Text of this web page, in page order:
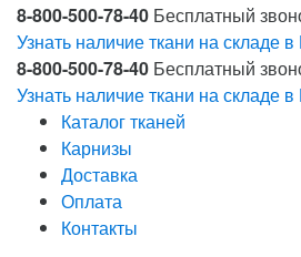
8-800-500-78-40 Бесплатный
Узнать наличие ткани на складе
8-800-500-78-40 Бесплатный
Узнать наличие ткани на складе
Каталог тканей
Карнизы
Доставка
Оплата
Контакты